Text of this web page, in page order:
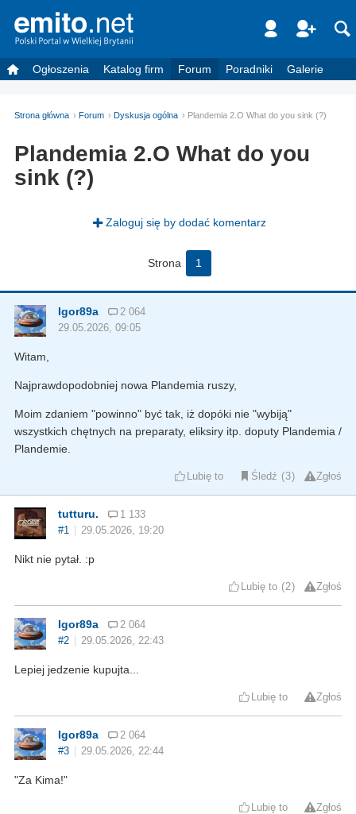
Ogłoszenia Katalog firm Forum Poradniki Galerie
Strona główna Forum Dyskusja ogólna Plandemia 2.O What do you sink (?)
Plandemia 2.O What do you
sink (?)
Zaloguj się by dodać komentarz
Strona 1
Igor89a
2 064
29.05.2026, 09:05
Witam,
Najprawdopodobniej nowa Plandemia ruszy,
Moim zdaniem "powinno" być tak, iż dopóki nie "wybiją"
wszystkich chętnych na preparaty, eliksiry itp. doputy Plandemia /
Plandemie.
Lubię to Śledź 3 Zgłoś
tutturu.
1 133
#1
29.05.2026, 19:20
Nikt nie pytał. :p
Lubię to 2 Zgłoś
Igor89a
2 064
#2
29.05.2026, 22:43
Lepiej jedzenie kupujta...
Lubię to Zgłoś
Igor89a
2 064
#3
29.05.2026, 22:44
"Za Kima!"
Lubię to Zgłoś